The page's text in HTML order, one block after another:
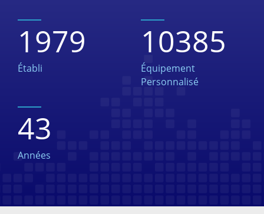
1979
Établi
10385
Équipement
Personnalisé
43
Années